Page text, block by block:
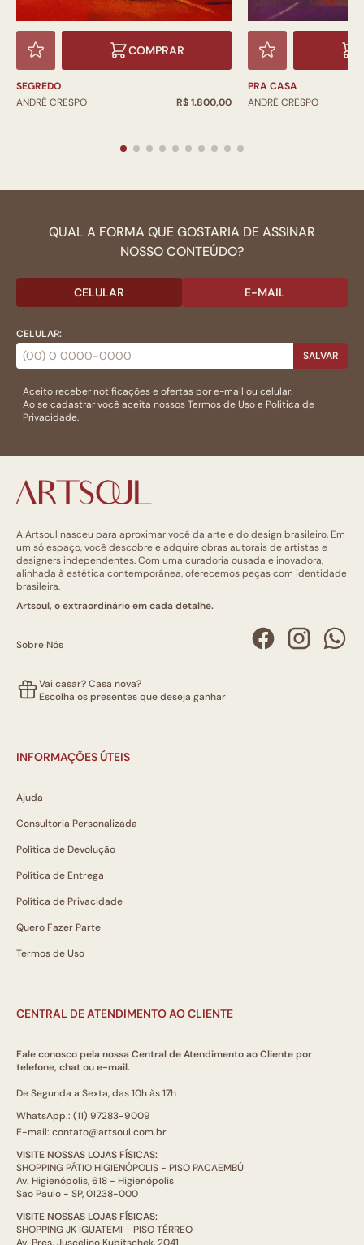
COMPRAR
SEGREDO
ANDRÉ CRESPO
R$ 1.800,00
PRA CASA
ANDRÉ CRESPO
QUAL A FORMA QUE GOSTARIA DE ASSINAR
NOSSO CONTEÚDO?
CELULAR E-MAIL
CELULAR:
SALVAR
Aceito receber notificações e ofertas por e-mail ou celular.
Ao se cadastrar você aceita nossosTermos de Usoe Politica de
Privacidade.
A Artsoul nasceu para aproximar você da arte e do design brasileiro. Em
um só espaço, você descobre e adquire obras autorais de artistas e
designers independentes. Com uma curadoria ousada e inovadora,
alinhada à estética contemporânea, oferecemos peças com identidade
brasileira.
Artsoul, o extraordinário em cada detalhe.
Sobre Nós
Vai casar? Casa nova?
Escolha os presentes que deseja ganhar
INFORMAÇÕES ÚTEIS
Ajuda
Consultoria Personalizada
Política de Devolução
Política de Entrega
Política de Privacidade
Quero Fazer Parte
Termos de Uso
CENTRAL DE ATENDIMENTO AO CLIENTE
Fale conosco pela nossa Central de Atendimento ao Cliente por
telefone, chat ou e-mail.
De Segunda a Sexta, das 10h às 17h
WhatsApp.: (11) 97283-9009
E-mail: contato@artsoul.com.br
VISITE NOSSAS LOJAS FÍSICAS:
SHOPPING PÁTIO HIGIENÓPOLIS - PISO PACAEMBÚ
Av. Higienópolis, 618 - Higienópolis
São Paulo - SP, 01238-000
VISITE NOSSAS LOJAS FÍSICAS:
SHOPPING JK IGUATEMI - PISO TÉRREO